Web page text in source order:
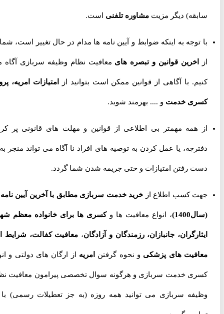
سابقه) دیگر مزیت مشاوره تلفنیاست.
با توجه به اینکه ضوابط و آیین نامه ها مدام در حال تغییر است، شما را
اخرین قوانین و تبصره هایمعافیت نظام وظیفه سربازی آگاه می
کنیم. با آگاهی از قوانین ممکن است بتوانید ازامتیازات امریه، پروژه
کسری خدمتو .... بهرمند شوید.
از همه مهمتر بی اطلاعی از قوانین و مهلت های قانونی پر کردن
دفترچه، یا عمل کردن به توصیه های افراد نا آگاه می تواند منجر به از
دست رفتن امتیازات و حتی جریمه شدن شما گردد.
جهت کسب اطلاع ازخرید خدمت سربازی مطابق با آخرین آیین نامه ها
(سال1400) ، انواع معافیت ها و کسری ها برای خانواده معظم شهدا،
ایثارگران، جانبازان، رزمندگان و آزادگان،معافیت کفالت، شرایط اخذ
معافیت های پزشکیو نحوه گرفتن امریهاز ارگان های دولتی و انواع
کسری خدمت سربازی و هرگونه سوال تخصصی پیرامون معافیت نظام
وظیفه سربازی می توانید همه روزه (به جز تعطیلات رسمی) با ما